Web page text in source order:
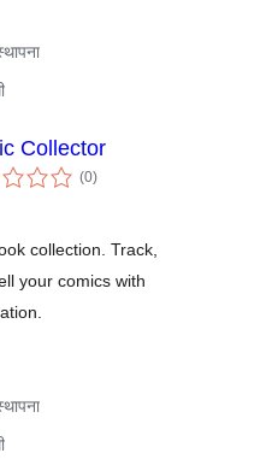
Collector
(0एकूण
मूल्यांकन
)
collection. Track,
your comics with